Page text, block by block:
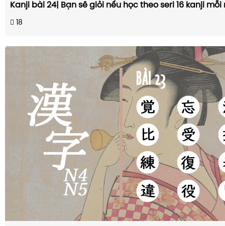
Kanji bài 24| Bạn sẽ giỏi nếu học theo seri 16 kanji mỗi
18